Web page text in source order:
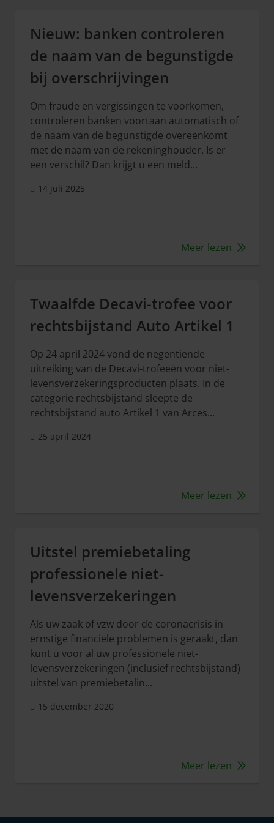
Nieuw: banken controleren
de naam van de begunstigde
bij overschrijvingen
Om fraude en vergissingen te voorkomen,
controleren banken voortaan automatisch of
de naam van de begunstigde overeenkomt
met de naam van de rekeninghouder. Is er
een verschil? Dan krijgt u een meld...
14 juli 2025
Meer lezen
Twaalfde Decavi-trofee voor
rechtsbijstand Auto Artikel 1
Op 24 april 2024 vond de negentiende
uitreiking van de Decavi-trofeeën voor niet-
levensverzekeringsproducten plaats. In de
categorie rechtsbijstand sleepte de
rechtsbijstand auto Artikel 1 van Arces...
25 april 2024
Meer lezen
Uitstel premiebetaling
professionele niet-
levensverzekeringen
Als uw zaak of vzw door de coronacrisis in
ernstige financiële problemen is geraakt, dan
kunt u voor al uw professionele niet-
levensverzekeringen (inclusief rechtsbijstand)
uitstel van premiebetalin...
15 december 2020
Meer lezen